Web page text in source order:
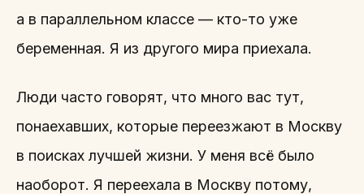
а в параллельном классе — кто-то уже
беременная. Я из другого мира приехала.
Люди часто говорят, что много вас тут,
понаехавших, которые переезжают в Москву
в поисках лучшей жизни. У меня всё было
наоборот. Я переехала в Москву потому,